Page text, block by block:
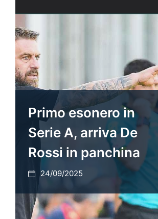
Primo esonero in
Serie A, arriva De
Rossi in panchina
24/09/2025